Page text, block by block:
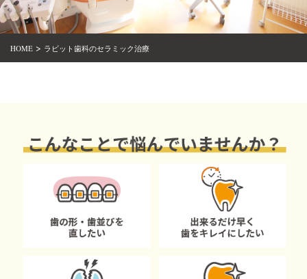
HOME > ラビット歯科のセラミック治療